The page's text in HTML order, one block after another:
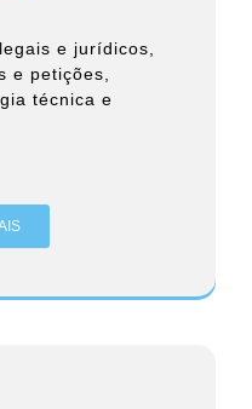
e jurídicos,
e petições,
técnica e